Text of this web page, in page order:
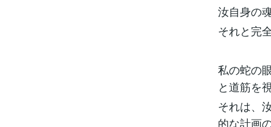
汝自身の
それと完
私の蛇の
と道筋を
それは、
的な計画